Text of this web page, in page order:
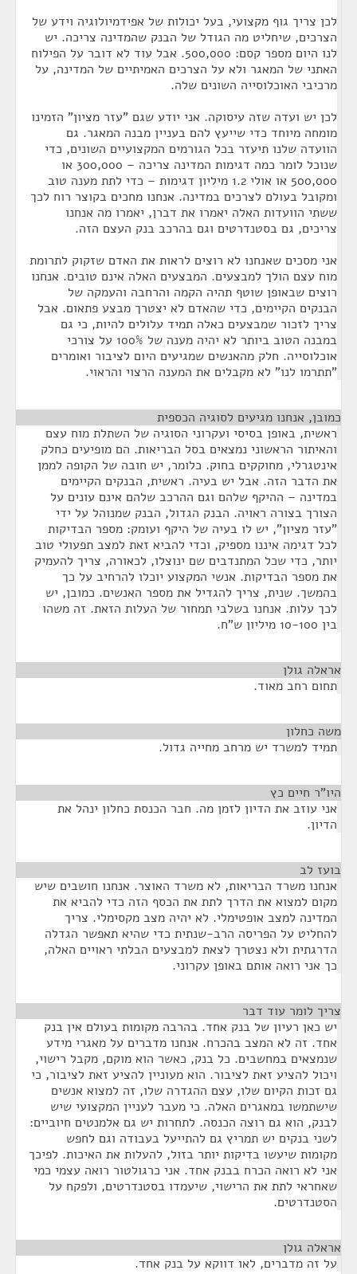
לכן צריך גוף מקצועי, בעל יכולות של אפידמיולוגיה וידע של
הצרכים, שיחליט מה הגודל של הבנק שהמדינה צריכה. יש
לנו היום מספר קסם: 500,000. אבל עוד לא דובר על הפילוח
האתני של המאגר ולא על הצרכים האמיתיים של המדינה, על
מרכיבי האוכלוסייה השונים שלה.
לכן יש ועדה שזה עיסוקה. אני יודע שגם "עזר מציון" הזמינו
מומחה מיוחד כדי שייעץ להם בעניין מבנה המאגר. גם
הוועדה שלנו תיעזר בכל הגורמים המקצועיים השונים, כדי
שנוכל לומר כמה דגימות המדינה צריכה – 300,000 או
500,000 או אולי 1.2 מיליון דגימות – כדי לתת מענה טוב
ומקובל בעולם לצרכים במדינה. אנחנו מחכים בקוצר רוח לכך
ששתי הוועדות האלה יאמרו את דברן, יאמרו מה אנחנו
צריכים, גם בסטנדרטים וגם בהרכב בנק העצם הזה.
אני מסכים שאנחנו לא רוצים לראות את האדם שזקוק לתרומת
מוח עצם הולך למבצעים. המבצעים האלה אינם טובים. אנחנו
רוצים שבאופן שוטף תהיה הקמה והרחבה והעמקה של
הבנקים הקיימים, כדי שהאדם לא יצטרך מבצע פתאום. אבל
צריך לזכור שמבצעים כאלה תמיד עלולים להיות, כי גם
במבנה הטוב ביותר לא יהיה מענה של 100% על צורכי
אוכלוסייה. חלק מהאנשים שמגיעים היום לציבור ואומרים
"תתרמו לנו" לא מקבלים את המענה הרצוי והראוי.
כמובן, אנחנו מגיעים לסוגיה הכספית
ראשית, באופן בסיסי ועקרוני הסוגיה של השתלת מוח עצם
והאיתור הראשוני נמצאים בסל הבריאות. הם מופיעים כחלק
אינטגרלי, מחוקקים בחוק. כלומר, יש חובה של הקופה לממן
את הדבר הזה. אבל יש בעיה. ראשית, הבנקים הקיימים
במדינה – ההיקף שלהם וגם ההרכב שלהם אינם עונים על
הצורך בצורה ראויה. הבנק הגדול, הבנק שמנוהל על ידי
"עזר מציון", יש לו בעיה של היקף ועומק: מספר הבדיקות
לכל דגימה איננו מספיק, וכדי להביא זאת למצב תפעולי טוב
יותר, כדי שכל המתנדבים שם ינוצלו, לכאורה, צריך להעמיק
את מספר הבדיקות. אנשי המקצוע יוכלו להרחיב על כך
בהמשך. שנית, צריך להגדיל את מספר האנשים. כמובן, יש
לכך עלות. אנחנו בשלבי תמחור של העלות הזאת. זה משהו
בין 10-100 מיליון ש"ח.
אראלה גולן
תחום רחב מאוד.
משה כחלון
תמיד למשרד יש מרחב מחייה גדול.
היו"ר חיים כץ
אני עוזב את הדיון לזמן מה. חבר הכנסת כחלון ינהל את
הדיון.
בועז לב
אנחנו משרד הבריאות, לא משרד האוצר. אנחנו חושבים שיש
מקום למצוא את הדרך לתת את הכסף הזה כדי להביא את
המדינה למצב אופטימלי. לא יהיה מצב מקסימלי. צריך
להחליט על הפריסה הרב-שנתית כדי שהיא תאפשר הגדלה
הדרגתית ולא נצטרך לצאת למבצעים הבלתי ראויים האלה,
כך אני רואה אותם באופן עקרוני.
צריך לומר עוד דבר
יש כאן רעיון של בנק אחד. בהרבה מקומות בעולם אין בנק
אחד. זה לא המצב בהכרח. אנחנו מדברים על מאגרי מידע
שנמצאים במחשבים. כל בנק, כאשר הוא מוקם, מקבל רישוי,
ויכול להציע זאת לציבור. הוא מעוניין להציע זאת לציבור, כי
גם זכות הקיום שלו, עצם ההגדרה שלו, זה למצוא אנשים
שישתמשו במאגרים האלה. כי מעבר לעניין המקצועי שיש
לבנק, הוא גם רוצה הכנסה. לתחרות יש גם אלמנטים חיוביים:
לשני בנקים יש תמריץ גם להתייעל בעבודה וגם לחפש
מקומות שיעשו בדיקות יותר בזול, להעלות את האיכות. לפיכך
אני לא רואה הכרח בבנק אחד. אני כרגולטור רואה עצמי כמי
שאחראי לתת את הרישוי, שיעמדו בסטנדרטים, ולפקח על
הסטנדרטים.
אראלה גולן
על זה מדברים, לאו דווקא על בנק אחד.